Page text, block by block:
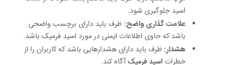
اسید جلوگیری شود.
علامت گذاری واضح: ظرف باید دارای برچسب واضحی
باشد که حاوی اطلاعات ایمنی در مورد اسید فرمیک باشد.
هشدار: ظرف باید دارای هشدارهایی باشد که کاربران را از
خطرات اسید فرمیکآگاه کند.